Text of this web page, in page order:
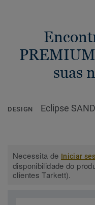
PREMIUM
suas
DESIGN Eclipse
Necessita de Iniciar
disponibilidade do
clientes Tarkett).